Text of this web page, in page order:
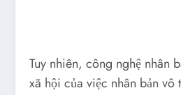
Tuy nhiên, công nghệ nhân
xã hội của việc nhân bản